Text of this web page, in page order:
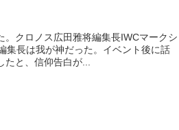
クロノス広田雅将編集長IWCマークシ
集長は我が神だった。イベント後に話
たと、信仰告白が...